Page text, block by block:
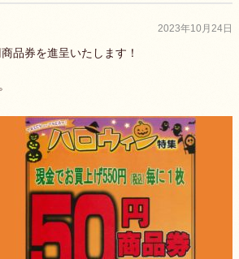
2023年10月24日
品券を進呈いたします！